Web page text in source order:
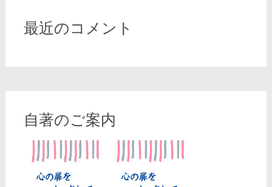
最近のコメント
自著のご案内